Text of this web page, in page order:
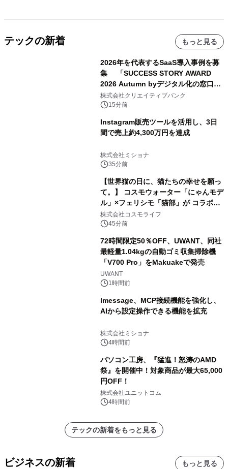
テックの新着 もっと見る
2026年を代表するSaaS導入事例を募
集 「SUCCESS STORY AWARD
2026 Autumn byデジタル化の窓口」
開催
株式会社クリエイティブバンク
15分前
Instagram販売ツールを活用し、3日
間で売上約4,300万円を達成
株式会社ミショナ
35分前
【世界猫の日に、猫たちの幸せを願っ
て。】 コスモウォーター「にゃんモデ
ル」×フェリシモ「猫部」が コラボキ
ャンペーンを実施
株式会社コスモライフ
45分前
72時間限定50％OFF、UWANT、同社
最軽量1.04kgの自動ゴミ収集掃除機
「V700 Pro」をMakuakeで発売
UWANT
1時間前
lmessage、MCP接続機能を強化し、
AIから設定操作できる機能を拡充
株式会社ミショナ
4時間前
パソコン工房、『猛進！怒涛のAMD
祭』を開催中！対象商品が最大65,000
円OFF！
株式会社ユニットコム
4時間前
テックの新着をもっと見る
ビジネスの新着 もっと見る